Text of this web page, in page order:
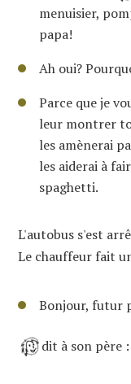
menuisier,
papa!
Ah oui?
Parce que je
leur montrer
les amènerai
les aiderai à
spaghetti.
L'autobus s'est
Le chauffeur fait
Bonjour, futur
dit à son père :